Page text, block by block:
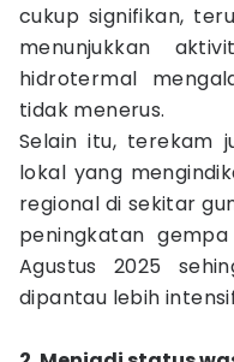
cukup signifikan,
menunjukkan
hidrotermal
tidak menerus.
Selain itu, terekam
lokal yang
regional di sekitar
peningkatan
Agustus 2025
dipantau lebih